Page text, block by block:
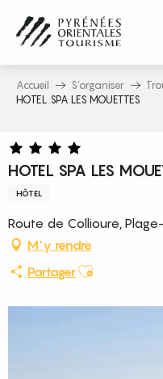
contenu
principal
Accueil S’organiser
HOTEL SPA LES MOUETTES
HOTEL SPA LES
HÔTEL
Route de Collioure,
M'y rendre
PartagerAjouter aux